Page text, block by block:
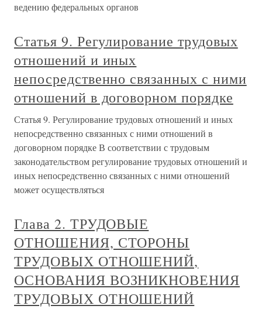
ведению федеральных органов
Статья 9. Регулирование трудовых
отношений и иных
непосредственно связанных с ними
отношений в договорном порядке
Статья 9. Регулирование трудовых отношений и иных
непосредственно связанных с ними отношений в
договорном порядке В соответствии с трудовым
законодательством регулирование трудовых отношений и
иных непосредственно связанных с ними отношений
может осуществляться
Глава 2. ТРУДОВЫЕ
ОТНОШЕНИЯ, СТОРОНЫ
ТРУДОВЫХ ОТНОШЕНИЙ,
ОСНОВАНИЯ ВОЗНИКНОВЕНИЯ
ТРУДОВЫХ ОТНОШЕНИЙ